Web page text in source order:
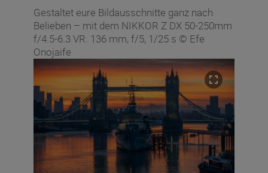
Gestaltet eure Bildausschnitte ganz nach
Belieben – mit dem NIKKOR Z DX 50-250mm
f/4.5-6.3 VR. 136 mm, f/5, 1/25 s © Efe
Onojaife